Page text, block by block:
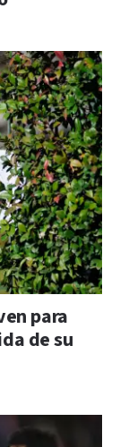
para
de su